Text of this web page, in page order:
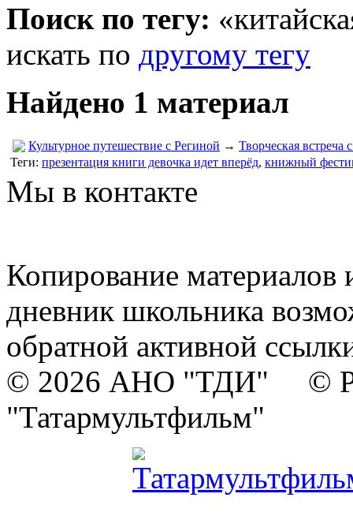
Поиск по тегу:
искать по другому тегу
Найдено 1 материал
Культурное путешествие с Региной → Творческая
Теги: презентация книги девочка идет вперёд, книжный
Мы в контакте
Копирование материалов
дневник школьника
обратной активной
© 2026 АНО "ТДИ" ©
"Татармультфильм"